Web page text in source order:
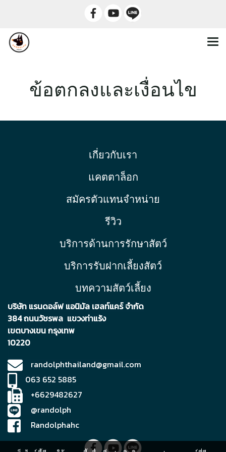
ข้อตกลงและเงื่อนไข
เกี่ยวกับเรา
แคตตาล็อก
สมัครตัวแทนจำหน่าย
รีวิว
บริการด้านการรักษาสัตว์
บริการรับฝากเลี้ยงสัตว์
บทความสัตว์เลี้ยง
บริษัท แรนดอล์ฟ แอนิมัล เฮลท์แคร์ จำกัด
384 ถนนวัชรพล แขวงท่าแร้ง
เขตบางเขน กรุงเทพ
10220
randolphthailand@gmail.com
063 652 5885
+6629482627
@randolph
Randolphahc